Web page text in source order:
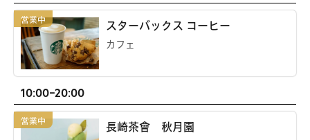
スターバックス コーヒー
カフェ
10:00-20:00
長崎茶會 秋月園